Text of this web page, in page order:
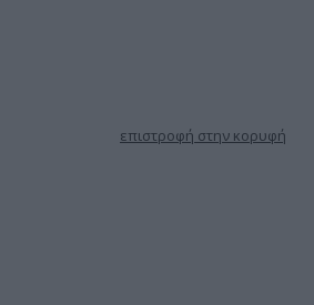
επιστροφή στην κορυφή